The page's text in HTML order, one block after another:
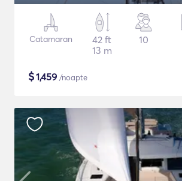
Catamaran
42 ft
13 m
10
$1,459 /noapte